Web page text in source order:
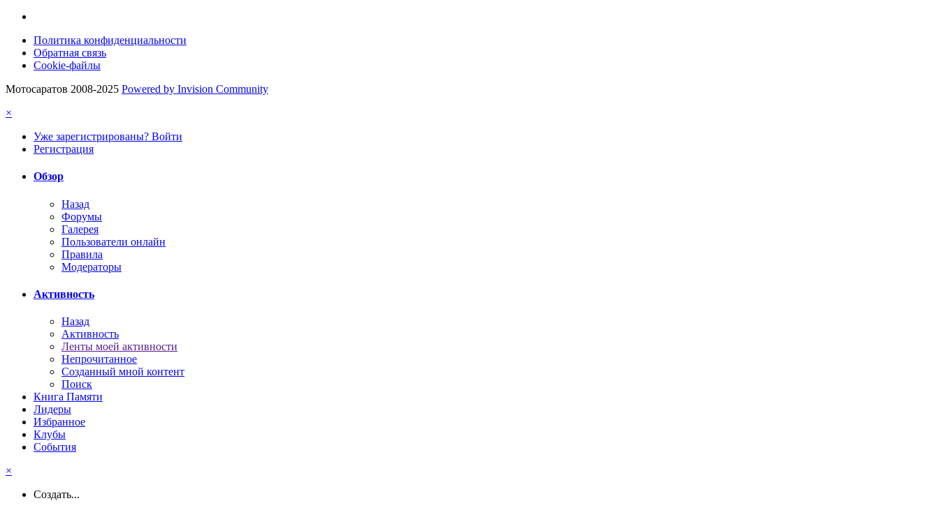
Политика конфиденциальности
Обратная связь
Cookie-файлы
Мотосаратов 2008-2025 Powered by Invision Community
×
Уже зарегистрированы? Войти
Регистрация
Обзор
Назад
Форумы
Галерея
Пользователи онлайн
Правила
Модераторы
Активность
Назад
Активность
Ленты моей активности
Непрочитанное
Созданный мной контент
Поиск
Книга Памяти
Лидеры
Избранное
Клубы
События
×
Создать...